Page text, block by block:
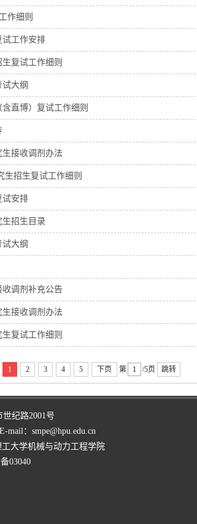
作细则
试工作安排
复试工作细则
大纲
直博）复试工作细则
接收调剂办法
生招生复试工作细则
试安排
生招生目录
大纲
收调剂补充公告
接收调剂办法
复试工作细则
1 2 3 4 5 下页 第 /5页 跳转
纪路2001号
mail：smpe@hpu.edu.cn
大学机械与动力工程学院
03040